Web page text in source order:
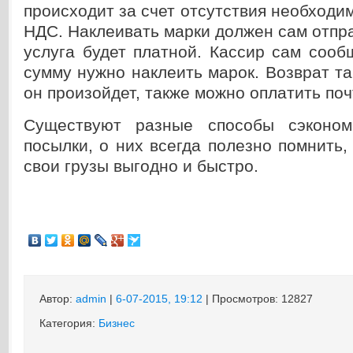
происходит за счет отсутствия
НДС. Наклеивать марки должен сам
услуга будет платной. Кассир сам
сумму нужно наклеить марок. Возврат
он произойдет, также можно оплатить
Существуют разные способы
посылки, о них всегда полезно
свои грузы выгодно и быстро.
Автор: admin | 6-07-2015, 19:12 | Просмотров: 12827
Категория: Бизнес